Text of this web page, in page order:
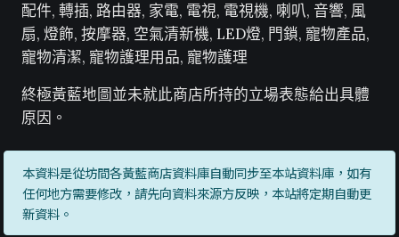
配件, 轉插, 路由器, 家電, 電視, 電視機, 喇叭, 音響, 風
扇, 燈飾, 按摩器, 空氣清新機, LED燈, 門鎖, 寵物產品,
寵物清潔, 寵物護理用品, 寵物護理
終極黃藍地圖並未就此商店所持的立場表態給出具體
原因。
本資料是從坊間各黃藍商店資料庫自動同步至本站資料庫，如有
任何地方需要修改，請先向資料來源方反映，本站將定期自動更
新資料。